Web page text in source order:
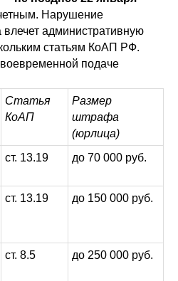
Нарушение
административную
статьям КоАП РФ.
подаче
Статья
КоАП
Размер
штрафа
(юрлица)
ст. 13.19 до 70 000 руб.
ст. 13.19 до 150 000 руб.
ст. 8.5 до 250 000 руб.